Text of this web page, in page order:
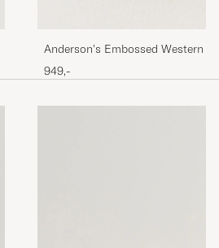
Anderson's Embossed Western
949,-